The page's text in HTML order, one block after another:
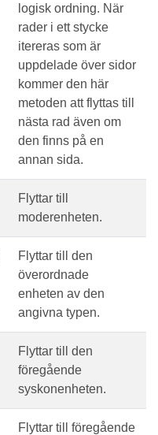
logisk ordning. När
rader i ett stycke
itereras som är
uppdelade över sidor
kommer den här
metoden att flyttas till
nästa rad även om
den finns på en
annan sida.
Flyttar till
moderenheten.
Flyttar till den
överordnade
enheten av den
angivna typen.
Flyttar till den
föregående
syskonenheten.
Flyttar till föregående